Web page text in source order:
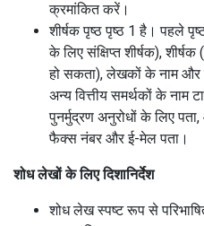
क्रमांकित करें।
शीर्षक पृष्ठ पृष्ठ 1 है। पहले
के लिए संक्षिप्त शीर्षक),
हो सकता), लेखकों के नाम और
अन्य वित्तीय समर्थकों के नाम
पुनर्मुद्रण अनुरोधों के लिए
फैक्स नंबर और ई-मेल पता।
शोध लेखों के लिए दिशानिर्देश
शोध लेख स्पष्ट रूप से